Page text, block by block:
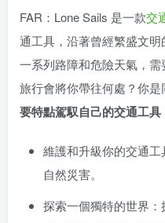
FAR：Lone Sails 是一款交
通工具，沿著曾經繁盛文
一系列路障和危險天氣，
旅行會將你帶往何處？你
要特點駕馭自己的交通工具
維護和升級你的交通
自然災害。
探索一個獨特的世界